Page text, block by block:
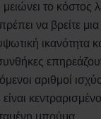
το κόστος
να βρείτε
ικανότητα
αριθμοί
μπούμα.